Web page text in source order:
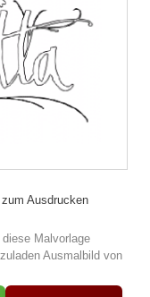
Ausdrucken
Malvorlage
Ausmalbild von